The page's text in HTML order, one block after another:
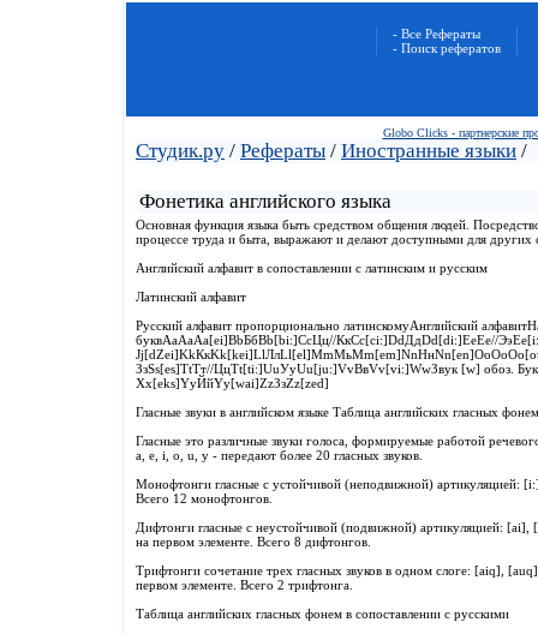
- Все Рефераты
- Поиск рефератов
Globo Clicks - партнерские
Студик.ру / Рефераты / Иностранные языки /
Фонетика английского языка
Основная функция языка быть средством общения людей.
процессе труда и быта, выражают и делают доступными для других
Английский алфавит в сопоставлении с латинским и русским
Латинский алфавит
Русский алфавит пропорционально латинскомуАнглийский
буквAaАаAa[ei]BbБбBb[bi:]CcЦц//КкCc[ci:]DdДдDd[di:]EeЕе//
ЗзSs[es]TtТт//ЦцTt[ti:]UuУуUu[ju:]VvВвVv[vi:]WwЗвук [w] обоз.
Xx[eks]YyЙйYy[wai]ZzЗзZz[zed]
Гласные звуки в английском языке Таблица английских гласных
Гласные это различные звуки голоса, формируемые работой
a, e, i, o, u, y - передают более 20 гласных звуков.
Монофтонги гласные с устойчивой (неподвижной)
Всего 12 монофтонгов.
Дифтонги гласные с неустойчивой (подвижной) артикуляцией:
на первом элементе. Всего 8 дифтонгов.
Трифтонги сочетание трех гласных звуков в одном слоге: [aiq],
первом элементе. Всего 2 трифтонга.
Таблица английских гласных фонем в сопоставлении с русскими